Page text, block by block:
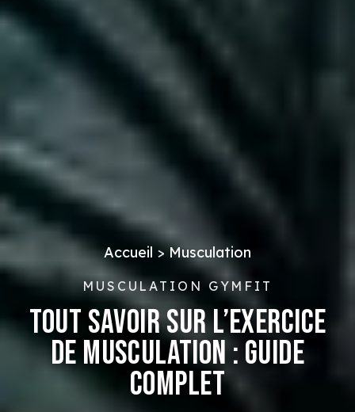
Accueil >Musculation
MUSCULATION GYMFIT
TOUT SAVOIR SUR L’EXERCICE
DE MUSCULATION : GUIDE
COMPLET